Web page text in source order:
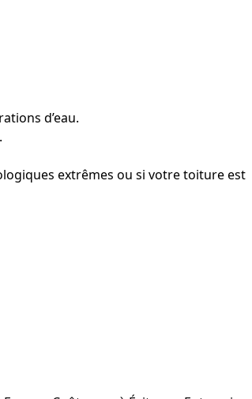
d’eau.
extrêmes ou si votre toiture est